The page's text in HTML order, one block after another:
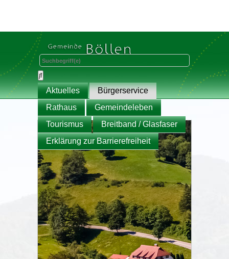
Aktuelles
Bürgerservice
Rathaus
Gemeindeleben
Tourismus
Breitband / Glasfaser
Erklärung zur Barrierefreiheit